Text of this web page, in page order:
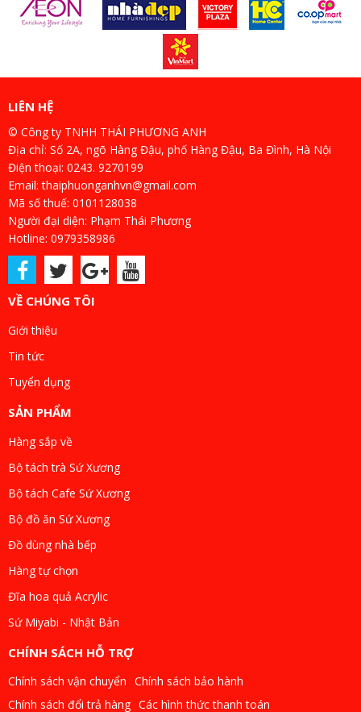
LIÊN HỆ
© Công ty TNHH THÁI PHƯƠNG ANH
Địa chỉ: Số 2A, ngõ Hàng Đậu, phố Hàng Đậu, Ba Đình, Hà Nội
Điện thoại: 0243. 9270199
Email: thaiphuonganhvn@gmail.com
Mã số thuế: 0101128038
Người đại diện: Phạm Thái Phương
Hotline: 0979358986
VỀ CHÚNG TÔI
Giới thiệu
Tin tức
Tuyển dụng
SẢN PHẨM
Hàng sắp về
Bộ tách trà Sứ Xương
Bộ tách Cafe Sứ Xương
Bộ đồ ăn Sứ Xương
Đồ dùng nhà bếp
Hàng tự chọn
Đĩa hoa quả Acrylic
Sứ Miyabi - Nhật Bản
CHÍNH SÁCH HỖ TRỢ
Chính sách vận chuyển Chính sách bảo hành
Chính sách đổi trả hàng Các hình thức thanh toán